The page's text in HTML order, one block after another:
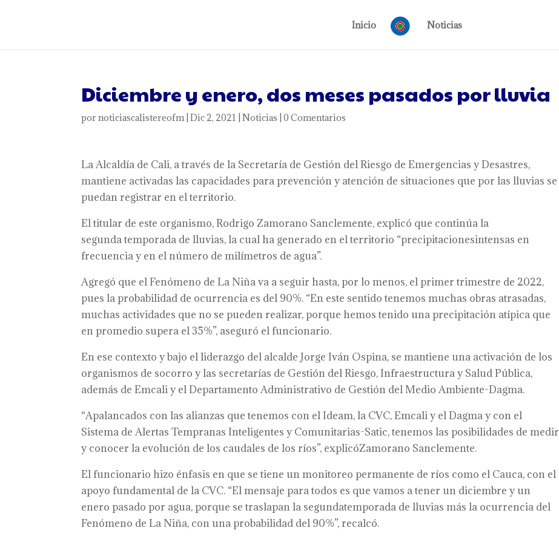
Inicio Noticias
Diciembre y enero, dos meses pasados por lluvia
pornoticiascalistereofm|Dic 2, 2021 |Noticias |0 Comentarios
La Alcaldía de Cali, a través de la Secretaría de Gestión del Riesgo de Emergencias y Desastres,
mantiene activadas las capacidades para prevención y atención de situaciones que por las lluvias se
puedan registrar en el territorio.
El titular de este organismo, Rodrigo Zamorano Sanclemente, explicó que continúa la
segunda temporada de lluvias, la cual ha generado en el territorio “precipitacionesintensas en
frecuencia y en el número de milímetros de agua”.
Agregó que el Fenómeno de La Niña va a seguir hasta, por lo menos, el primer trimestre de 2022,
pues la probabilidad de ocurrencia es del 90%. “En este sentido tenemos muchas obras atrasadas,
muchas actividades que no se pueden realizar, porque hemos tenido una precipitación atípica que
en promedio supera el 35%”, aseguró el funcionario.
En ese contexto y bajo el liderazgo del alcalde Jorge Iván Ospina, se mantiene una activación de los
organismos de socorro y las secretarías de Gestión del Riesgo, Infraestructura y Salud Pública,
además de Emcali y el Departamento Administrativo de Gestión del Medio Ambiente-Dagma.
“Apalancados con las alianzas que tenemos con el Ideam, la CVC, Emcali y el Dagma y con el
Sistema de Alertas Tempranas Inteligentes y Comunitarias-Satic, tenemos las posibilidades de medir
y conocer la evolución de los caudales de los ríos”, explicóZamorano Sanclemente.
El funcionario hizo énfasis en que se tiene un monitoreo permanente de ríos como el Cauca, con el
apoyo fundamental de la CVC. “El mensaje para todos es que vamos a tener un diciembre y un
enero pasado por agua, porque se traslapan la segundatemporada de lluvias más la ocurrencia del
Fenómeno de La Niña, con una probabilidad del 90%”, recalcó.